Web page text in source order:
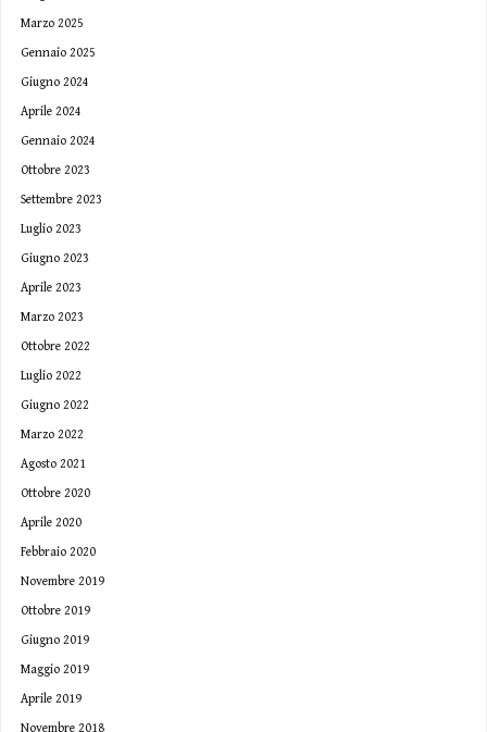
Marzo 2025
Gennaio 2025
Giugno 2024
Aprile 2024
Gennaio 2024
Ottobre 2023
Settembre 2023
Luglio 2023
Giugno 2023
Aprile 2023
Marzo 2023
Ottobre 2022
Luglio 2022
Giugno 2022
Marzo 2022
Agosto 2021
Ottobre 2020
Aprile 2020
Febbraio 2020
Novembre 2019
Ottobre 2019
Giugno 2019
Maggio 2019
Aprile 2019
Novembre 2018